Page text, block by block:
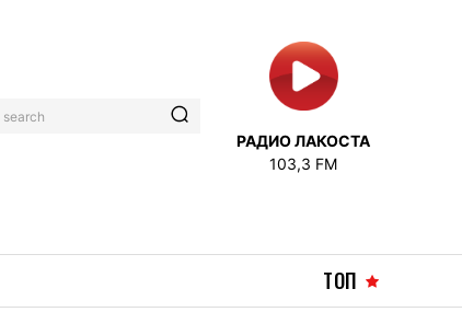
search
РАДИО ЛАКОСТА
103,3 FM
ТОП